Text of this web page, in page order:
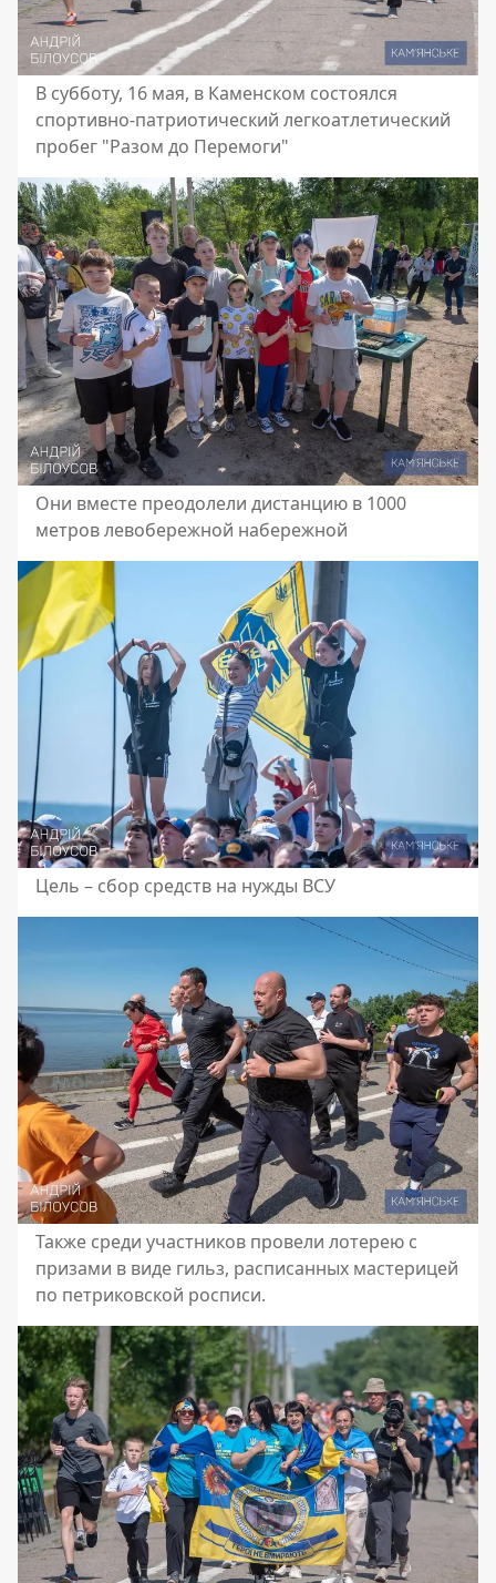
В субботу, 16 мая, в Каменском состоялся
спортивно-патриотический легкоатлетический
пробег "Разом до Перемоги"
Они вместе преодолели дистанцию ​​в 1000
метров левобережной набережной
Цель – сбор средств на нужды ВСУ
Также среди участников провели лотерею с
призами в виде гильз, расписанных мастерицей
по петриковской росписи.